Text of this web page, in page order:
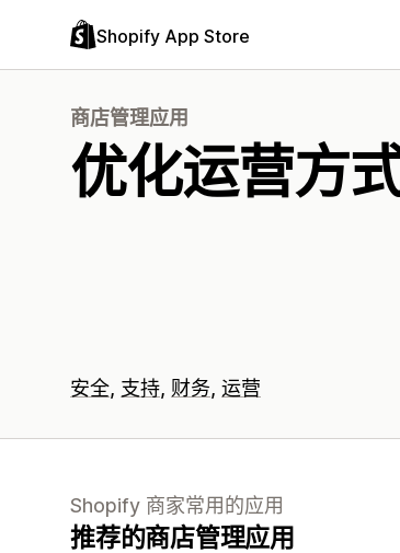
Shopify App Store
商店管理应用
优化运营方
安全 支持 财务 运营
Shopify 商家常用的应用
推荐的商店管理应用